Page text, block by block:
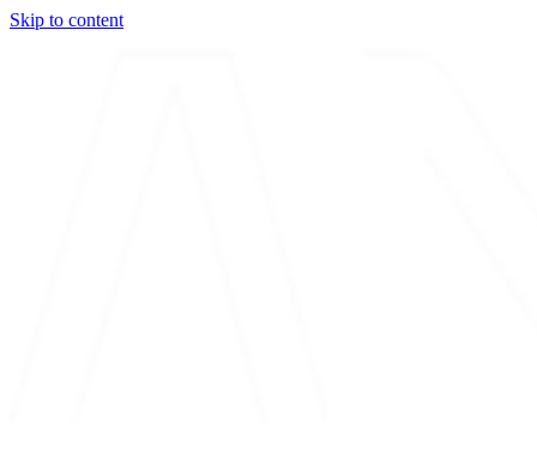
Skip to content